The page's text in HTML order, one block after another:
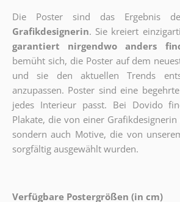
Die Poster sind das Ergebnis
Grafikdesignerin. Sie kreiert
garantiert nirgendwo anders
bemüht sich, die Poster auf dem
und sie den aktuellen Trends
anzupassen. Poster sind eine
jedes Interieur passt. Bei Dovido
Plakate, die von einer
sondern auch Motive, die von
sorgfältig ausgewählt wurden.
Verfügbare Postergrößen (in cm)